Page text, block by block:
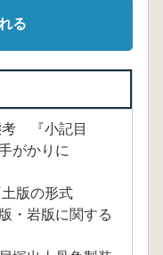
る
『小記目
がかりに
版の形式
・岩版に関する